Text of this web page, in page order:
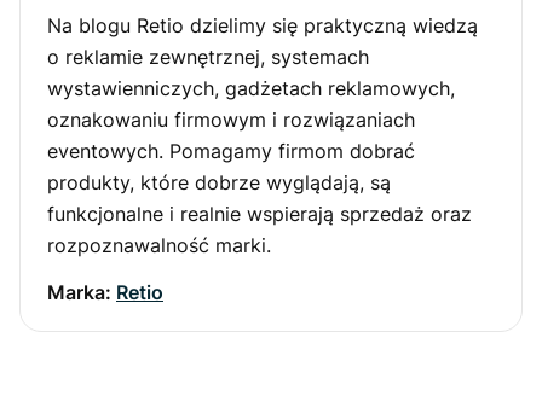
Na blogu Retio dzielimy się praktyczną wiedzą
o reklamie zewnętrznej, systemach
wystawienniczych, gadżetach reklamowych,
oznakowaniu firmowym i rozwiązaniach
eventowych. Pomagamy firmom dobrać
produkty, które dobrze wyglądają, są
funkcjonalne i realnie wspierają sprzedaż oraz
rozpoznawalność marki.
Marka: Retio